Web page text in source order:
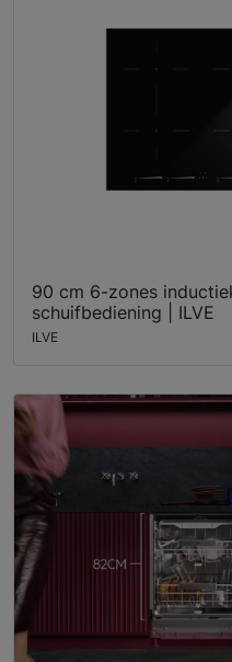
90 cm 6-zones
schuifbediening | ILVE
ILVE